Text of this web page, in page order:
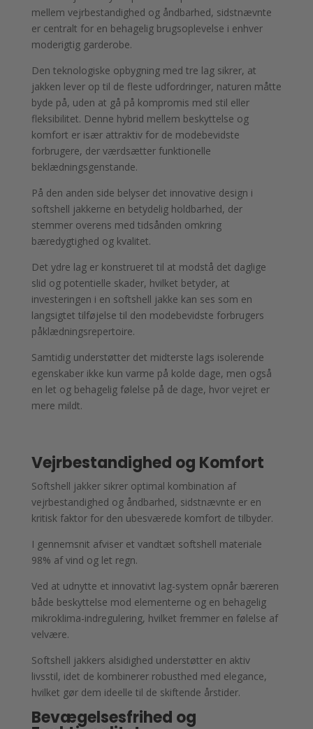
mellem vejrbestandighed og åndbarhed, sidstnævnte
er centralt for en behagelig brugsoplevelse i enhver
moderigtig garderobe.
Den teknologiske opbygning med tre lag sikrer, at
jakken lever op til de fleste udfordringer, naturen måtte
byde på, uden at gå på kompromis med stil eller
fleksibilitet. Denne hybrid mellem beskyttelse og
komfort er især attraktiv for de modebevidste
forbrugere, der værdsætter funktionelle
beklædningsgenstande.
På den anden side belyser det innovative design i
softshell jakkerne en betydelig holdbarhed, der
stemmer overens med tidsånden omkring
bæredygtighed og kvalitet.
Det ydre lag er konstrueret til at modstå det daglige
slid og potentielle skader, hvilket betyder, at
investeringen i en softshell jakke kan ses som en
langsigtet tilføjelse til den modebevidste forbrugers
påklædningsrepertoire.
Samtidig understøtter det midterste lags isolerende
egenskaber ikke kun varme på kolde dage, men også
en let og behagelig følelse på de dage, hvor vejret er
mere mildt.
Vejrbestandighed og Komfort
Softshell jakker sikrer optimal kombination af
vejrbestandighed og åndbarhed, sidstnævnte er en
kritisk faktor for den ubesværede komfort de tilbyder.
I gennemsnit afviser et vandtæt softshell materiale
98% af vind og let regn.
Ved at udnytte et innovativt lag-system opnår bæreren
både beskyttelse mod elementerne og en behagelig
mikroklima-indregulering, hvilket fremmer en følelse af
velvære.
Softshell jakkers alsidighed understøtter en aktiv
livsstil, idet de kombinerer robusthed med elegance,
hvilket gør dem ideelle til de skiftende årstider.
Bevægelsesfrihed og